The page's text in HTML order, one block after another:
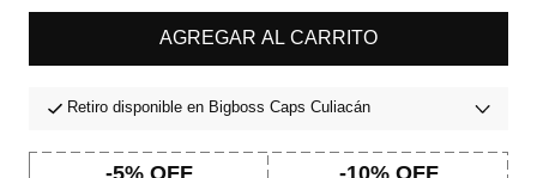
Retiro disponible en Bigboss Caps Culiacán
-5% OFF -10% OFF
AGREGAR AL CARRITO